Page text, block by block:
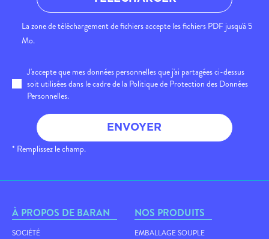
La zone de téléchargement de fichiers accepte les fichiers PDF jusqu'à 5
Mo.
J'accepte que mes données personnelles que j'ai partagées ci-dessus
soit utilisées dans le cadre de la Politique de Protection des Données
Personnelles.
ENVOYER
* Remplissez le champ.
À PROPOS DE BARAN
SOCIÉTÉ
NOS PRODUITS
EMBALLAGE SOUPLE